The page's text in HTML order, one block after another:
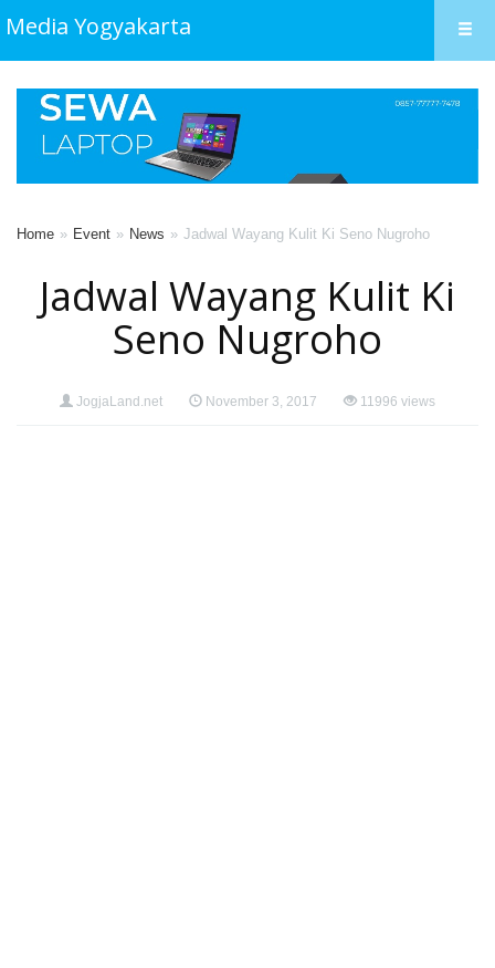
Media Yogyakarta
Home Event News Jadwal Wayang Kulit Ki Seno Nugroho
Jadwal Wayang Kulit Ki
Seno Nugroho
JogjaLand.net November 3, 2017 11996 views